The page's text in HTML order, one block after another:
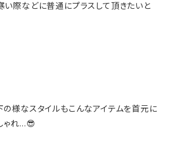
い際などに普通にプラスして頂きたいと
の様なスタイルもこんなアイテムを首元に
ゃれ…😎